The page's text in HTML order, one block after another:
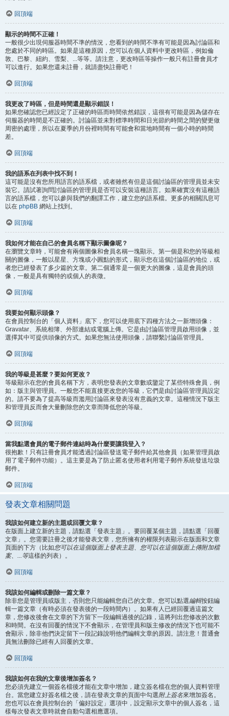
回頂端
顯示的時間不正確！
一般很少出現伺服器時間不準的情況，您看到的時間不準有可能是因為討論區和
您處於不同的時區。如果是這種原因，您可以在個人資料中更改時區，例如倫
敦、巴黎、紐約、雪梨、...等等。請注意，更改時區等操作一般只有註冊會員才
可以進行。如果您還未註冊，就請盡快註冊吧！
回頂端
我更改了時區，但是時間還是顯示錯誤！
如果您確認您已經設定了正確的時區而時間依然錯誤，這很有可能是因為儲存在
伺服器的時間是不正確的。討論區並未對標準時間和日光節約時間之間的變更做
周密的處理，所以在夏季的月份裡時間有可能會和當地時間有一個小時的時間
差。
回頂端
我的語系在列表中找不到！
這可能是沒有您所用語言的語系檔，或者雖然有但是這個討論區的管理員並未安
裝它。請試著詢問討論區的管理員是否可以安裝這種語言。如果確實沒有這種語
言的語系檔，您可以參與我們的翻譯工作，建立您的語系檔。更多的相關訊息可
以在 phpBB 網站上找到。
回頂端
我如何才能在自己的會員名稱下顯示圖像呢？
在瀏覽文章時，可能會有兩個圖像和會員名稱一塊顯示。第一個是和您的等級相
關的圖像，一般以星星、方塊或小圓點的形式，顯示您在這個討論區的地位，或
者您已經發表了多少篇的文章。第二個通常是一個更大的圖像，這是會員的頭
像，一般是具有獨特的或個人的表徵。
回頂端
我要如何顯示頭像？
在會員控制台的「個人資料」底下，您可以使用底下四種方法之一新增頭像：
Gravatar、系統相簿、外部連結或電腦上傳。它是由討論區管理員啟用頭像，並
選擇其中可提供頭像的方式。如果您無法使用頭像，請聯繫討論區管理員。
回頂端
我的等級是甚麼？要如何更改？
等級顯示在您的會員名稱下方，表明您發表的文章數或鑒定了某些特殊會員，例
如：版主與管理員。一般您不能直接更改您的等級，它們是由討論區管理員設定
的。請不要為了提高等級而濫用討論區來發表沒有意義的文章。這種情況下版主
和管理員反而會大量刪除您的文章而降低您的等級。
回頂端
當我點選會員的電子郵件連結時為什麼要讓我登入？
很抱歉！只有註冊會員才能透過討論區發送電子郵件給其他會員（如果管理員啟
用了電子郵件功能）。這主要是為了防止匿名使用者利用電子郵件系統發送垃圾
郵件。
回頂端
發表文章相關問題
我該如何建立新的主題或回覆文章？
在版面上建立新的主題，請點選「發表主題」。要回覆某個主題，請點選「回覆
文章」。您需要註冊之後才能發表文章，您所擁有的權限列表顯示在版面和文章
頁面的下方（比如您可以在這個版面上發表主題、您可以在這個版面上傳附加檔
案、...等這樣的列表）。
回頂端
我該如何編輯或刪除一篇文章？
除非您是管理員或版主，否則您只能編輯您自己的文章。您可以點選編輯按鈕編
輯一篇文章（有時必須在發表後的一段時間內）。如果有人已經回覆過這篇文
章，您修改後會在文章的下方留下一段編輯過後的記錄，這將列出您修改的次數
和時間。在沒有回覆的情況下不會顯示，在管理員和版主修改的情況下也可能不
會顯示，除非他們決定留下一段記錄說明他們編輯文章的原因。請注意！普通會
員無法刪除已經有人回覆的文章。
回頂端
我該如何在我的文章後增加簽名？
您必須先建立一個簽名檔後才能在文章中增加，建立簽名檔在您的個人資料管理
台。當您建立好簽名檔之後，請在發表文章的頁面中勾選附上簽名來增加簽名。
您也可以在會員控制台的「偏好設定」選項中，設定顯示文章中的個人簽名，這
樣每次發表文章時就會自動勾選相應選項。